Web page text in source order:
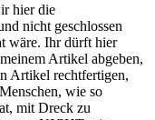
hier die
nicht geschlossen
wäre. Ihr dürft hier
Artikel abgeben,
Artikel rechtfertigen,
wie so
mit Dreck zu